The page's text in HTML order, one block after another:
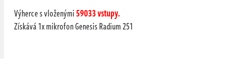
Výherce s vloženými59033 vstupy.
Získává 1x mikrofon Genesis Radium 251